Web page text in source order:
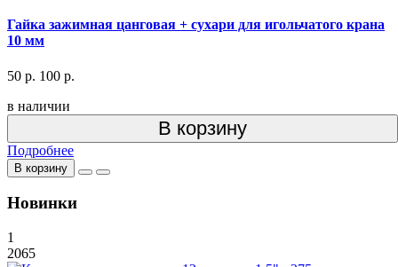
Гайка зажимная цанговая + сухари для игольчатого крана
10 мм
50 р. 100 р.
в наличии
В корзину
Подробнее
В корзину
Новинки
1
2065